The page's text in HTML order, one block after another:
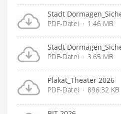
Stadt
PDF-Datei
1.46 MB
Stadt
PDF-Datei
3.65 MB
Plakat_Theater 2026
PDF-Datei
896.32 KB